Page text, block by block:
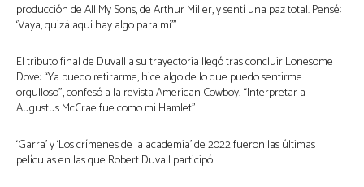
producción de All My Sons, de Arthur Miller, y sentí una paz total. Pensé:
‘Vaya, quizá aquí hay algo para mí’”.
El tributo final de Duvall a su trayectoria llegó tras concluir Lonesome
Dove: “Ya puedo retirarme, hice algo de lo que puedo sentirme
orgulloso”, confesó a la revista American Cowboy. “Interpretar a
Augustus McCrae fue como mi Hamlet”.
‘Garra’ y ‘Los crímenes de la academia’ de 2022 fueron las últimas
películas en las que Robert Duvall participó